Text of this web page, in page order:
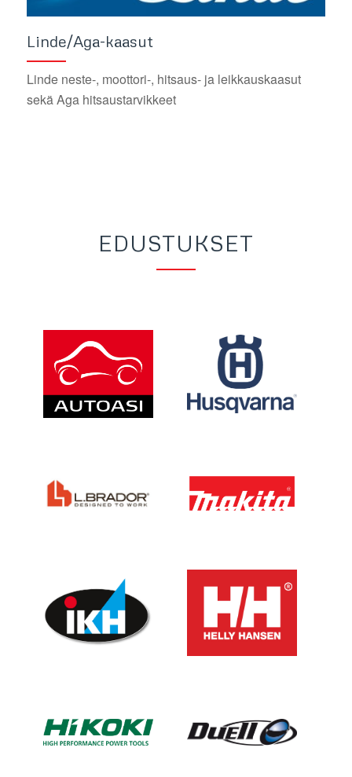
Linde/Aga-kaasut
Linde neste-, moottori-, hitsaus- ja leikkauskaasut
sekä Aga hitsaustarvikkeet
EDUSTUKSET